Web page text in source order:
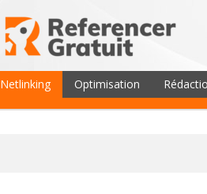
Netlinking Optimisation